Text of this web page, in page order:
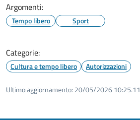
Argomenti:
Tempo libero Sport
Categorie:
Cultura e tempo libero Autorizzazioni
Ultimo aggiornamento: 20/05/2026 10:25.11